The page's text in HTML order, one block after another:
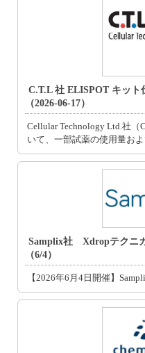
C.T.L 社 ELISPOT キット
（2026-06-17）
Cellular Technology Ltd.社（
いて、一部試薬の使用量お
Samplix社 Xdropテクニ
（6/4）
【2026年6月4日開催】